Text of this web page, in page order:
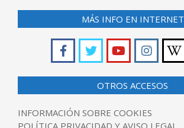
MÁS INFO EN INTERNET
OTROS ACCESOS
INFORMACIÓN SOBRE COOKIES
POLÍTICA PRIVACIDAD Y AVISO LEGAL